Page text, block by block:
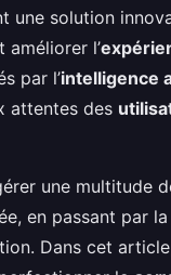
dans
une solution
améliorer l’
par l’intelligence
attentes des
une multitude
en passant par
Dans cet